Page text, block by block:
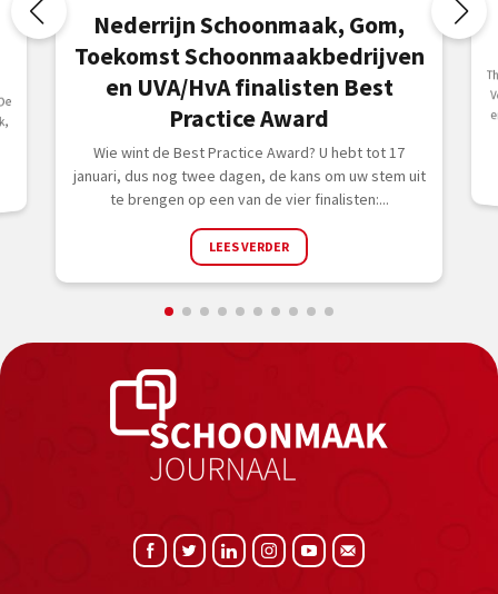
Nederrijn Schoonmaak, Gom,
Toekomst Schoonmaakbedrijven
en UVA/HvA finalisten Best
Practice Award
Wie wint de Best Practice Award? U hebt tot 17
januari, dus nog twee dagen, de kans om uw stem uit
te brengen op een van de vier finalisten:...
LEES VERDER